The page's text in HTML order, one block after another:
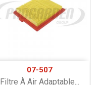
07-507
Filtre À Air Adaptable...